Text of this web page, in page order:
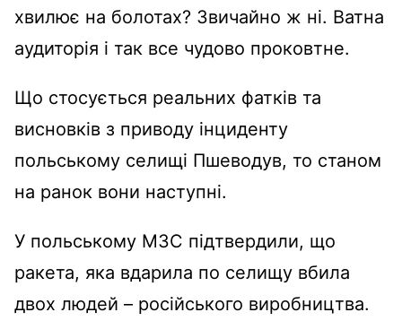
хвилює на болотах? Звичайно ж ні. Ватна
аудиторія і так все чудово проковтне.
Що стосується реальних фатків та
висновків з приводу інциденту
польському селищі Пшеводув, то станом
на ранок вони наступні.
У польському МЗС підтвердили, що
ракета, яка вдарила по селищу вбила
двох людей – російського виробництва.